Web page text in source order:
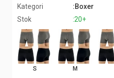
Kategori
:Boxer
Stok
:20+
S M